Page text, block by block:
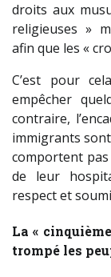
droits aux
religieuses »
afin que les «
C’est pour
empêcher
contraire,
immigrants sont
comportent
de leur
respect et
La «
trompé les